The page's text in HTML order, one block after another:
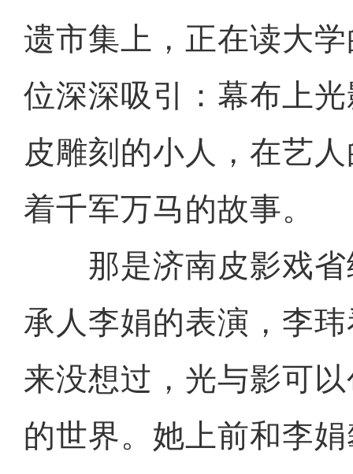
遗市集上，正在读大
位深深吸引：幕布上
皮雕刻的小人，在艺
着千军万马的故事。
那是济南皮影戏省
承人李娟的表演，李
来没想过，光与影可
的世界。她上前和李